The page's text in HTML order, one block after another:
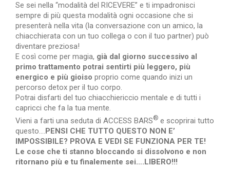
Se sei nella “modalità del RICEVERE” e ti impadronisci
sempre di più questa modalità ogni occasione che si
presenterà nella vita (la conversazione con un amico, la
chiacchierata con un tuo collega o con il tuo partner) può
diventare preziosa!
E così come per magia, già dal giorno successivo al
primo trattamento potrai sentirti più leggero, più
energico e più gioiso proprio come quando inizi un
percorso detox per il tuo corpo.
Potrai disfarti del tuo chiacchiericcio mentale e di tutti i
capricci che fa la tua mente.
Vieni a farti una seduta di ACCESS BARS® e scoprirai tutto
questo….PENSI CHE TUTTO QUESTO NON E’
IMPOSSIBILE? PROVA E VEDI SE FUNZIONA PER TE!
Le cose che ti stanno bloccando si dissolvono e non
ritornano più e tu finalemente sei….LIBERO!!!